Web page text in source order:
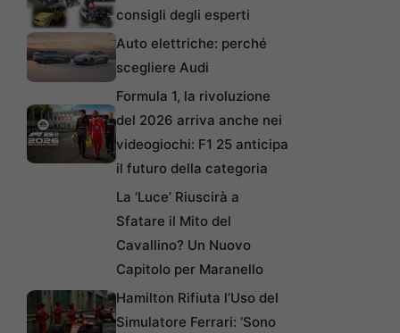
consigli degli esperti
Auto elettriche: perché
scegliere Audi
Formula 1, la rivoluzione
del 2026 arriva anche nei
videogiochi: F1 25 anticipa
il futuro della categoria
La ‘Luce’ Riuscirà a
Sfatare il Mito del
Cavallino? Un Nuovo
Capitolo per Maranello
Hamilton Rifiuta l’Uso del
Simulatore Ferrari: ‘Sono